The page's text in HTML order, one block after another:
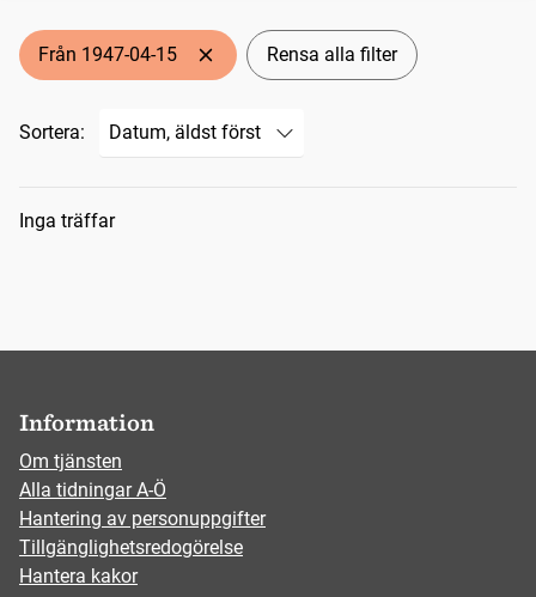
Från 1947-04-15 Rensa alla filter
Sortera:
Sökresultat
Inga träffar
Information
Om tjänsten
Alla tidningar A-Ö
Hantering av personuppgifter
Tillgänglighetsredogörelse
Hantera kakor